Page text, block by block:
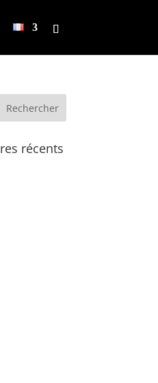
récents